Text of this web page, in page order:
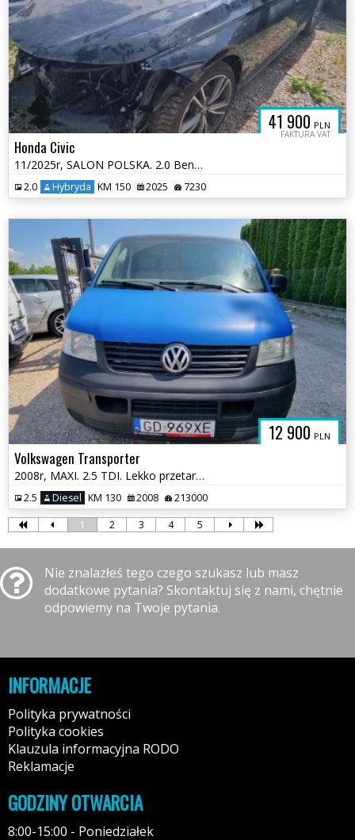
41 900 PLN
FAKTURA VAT
Honda Civic
11/2025r, SALON POLSKA. 2.0 Benzyna HYBRID. Uszkodzony przód. VAT 23.
2.0 Hybryda KM 150 2025 7230
12 900 PLN
Volkswagen Transporter
2008r, MAXI. 2.5 TDI. Lekko przetarty lewy bok. Jeździ.
2.5 Diesel KM 130 2008 213000
1 2 3 4 5
Nie znalazłeś tego czego szukasz lub masz
dodatkowe pytania? Skontaktuj się z nami, chętnie
odpowiemy na Twoje pytania.
INFORMACJE
Polityka prywatności
Polityka cookies
Klauzula informacyjna RODO
Reklamacje
GODZINY OTWARCIA
8:00-15:00 - Poniedziałek